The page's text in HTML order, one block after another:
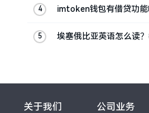
imtoken钱包有借贷功
埃塞俄比亚英语怎么读
关于我们 公司业务